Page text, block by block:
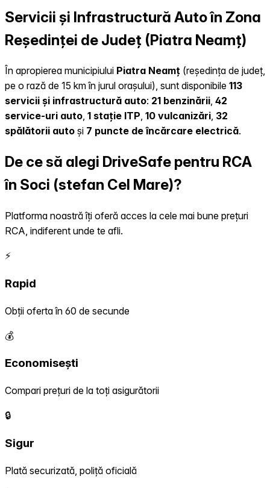
Servicii și Infrastructură Auto în Zona
Reședinței de Județ (Piatra Neamț)
În apropierea municipiului Piatra Neamț (reședința de județ,
pe o rază de 15 km în jurul orașului), sunt disponibile 113
servicii și infrastructură auto: 21 benzinării, 42
service-uri auto, 1 stație ITP, 10 vulcanizări, 32
spălătorii auto și 7 puncte de încărcare electrică.
De ce să alegi DriveSafe pentru RCA
în Soci (stefan Cel Mare)?
Platforma noastră îți oferă acces la cele mai bune prețuri
RCA, indiferent unde te afli.
⚡
Rapid
Obții oferta în 60 de secunde
💰
Economisești
Compari prețuri de la toți asigurătorii
🔒
Sigur
Plată securizată, poliță oficială